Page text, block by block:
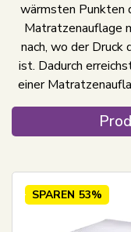
wärmsten Punkten
Matratzenauflage
nach, wo der Druck
ist. Dadurch
einer
SPAREN 53%